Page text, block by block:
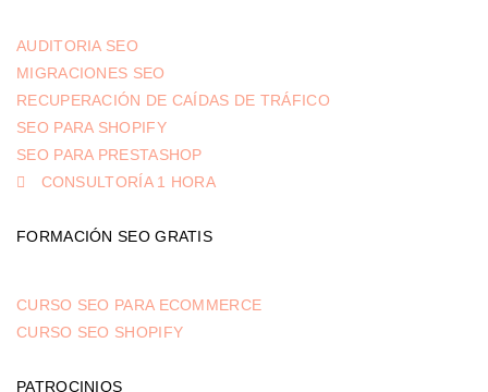
AUDITORIA SEO
MIGRACIONES SEO
RECUPERACIÓN DE CAÍDAS DE TRÁFICO
SEO PARA SHOPIFY
SEO PARA PRESTASHOP
CONSULTORÍA 1 HORA
FORMACIÓN SEO GRATIS
CURSO SEO PARA ECOMMERCE
CURSO SEO SHOPIFY
PATROCINIOS